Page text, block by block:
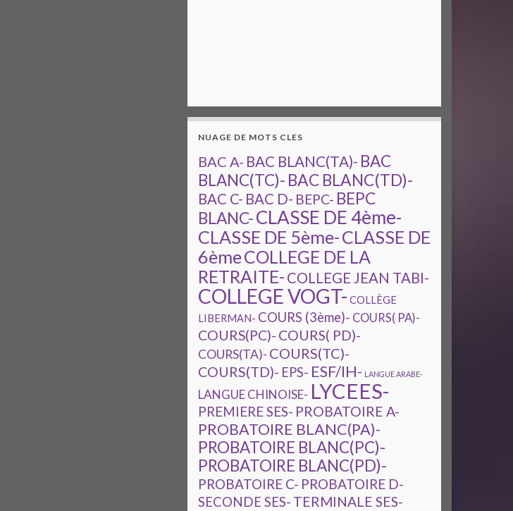
NUAGE DE MOTS CLES
BAC A- BAC BLANC(TA)- BAC
BLANC(TC)- BAC BLANC(TD)-
BAC C- BAC D- BEPC- BEPC
BLANC-CLASSE DE 4ème-
CLASSE DE 5ème-CLASSE DE
6èmeCOLLEGE DE LA
RETRAITE- COLLEGE JEAN TABI-
COLLEGE VOGT- COLLÈGE
LIBERMAN- COURS (3ème)- COURS( PA)-
COURS(PC)- COURS( PD)-
COURS(TA)- COURS(TC)-
COURS(TD)- EPS- ESF/IH- LANGUE ARABE-
LANGUE CHINOISE- LYCEES-
PREMIERE SES- PROBATOIRE A-
PROBATOIRE BLANC(PA)-
PROBATOIRE BLANC(PC)-
PROBATOIRE BLANC(PD)-
PROBATOIRE C- PROBATOIRE D-
SECONDE SES- TERMINALE SES-